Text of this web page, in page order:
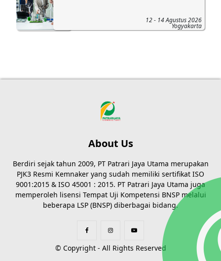
12 - 14 Agustus 2026
Yogyakarta
About Us
Berdiri sejak tahun 2009, PT Patrari Jaya Utama merupakan
PJK3 Resmi Kemnaker yang sudah memiliki sertifikat ISO
9001:2015 & ISO 45001 : 2015. PT Patrari Jaya Utama juga
memperoleh lisensi Tempat Uji Kompetensi BNSP melalui
beberapa LSP (BNSP) diberbagai bidang.
© Copyright - All Rights Reserved